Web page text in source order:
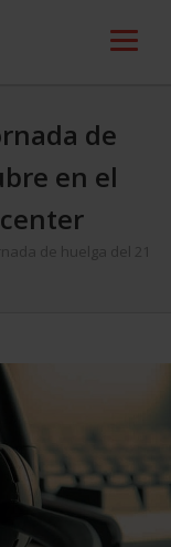
de
en el
de huelga del 21